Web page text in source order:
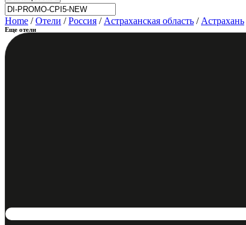
Home /Отели /Россия / Астраханская область / Астрахань
Еще отели